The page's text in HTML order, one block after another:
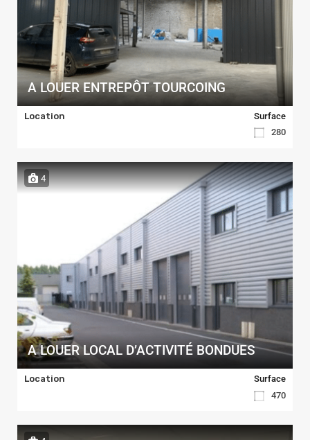
A LOUER ENTREPÔT TOURCOING
Location
Surface
280
4
A LOUER LOCAL D’ACTIVITÉ BONDUES
Location
Surface
470